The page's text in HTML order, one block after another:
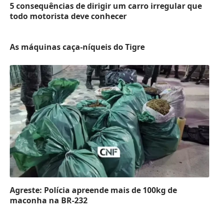
5 consequências de dirigir um carro irregular que
todo motorista deve conhecer
As máquinas caça-níqueis do Tigre
Agreste: Polícia apreende mais de 100kg de
maconha na BR-232